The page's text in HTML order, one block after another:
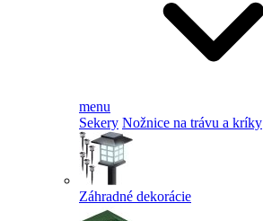
menu
Sekery Nožnice na trávu a kríky
Záhradné dekorácie